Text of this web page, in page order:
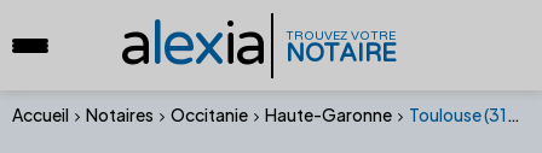
alexia TROUVEZ VOTRE
NOTAIRE
Accueil Notaires Occitanie Haute-Garonne Toulouse (31000)